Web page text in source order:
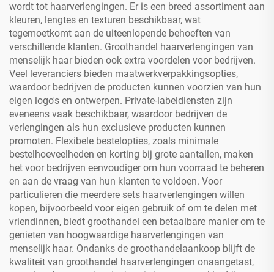
wordt tot haarverlengingen. Er is een breed assortiment aan
kleuren, lengtes en texturen beschikbaar, wat
tegemoetkomt aan de uiteenlopende behoeften van
verschillende klanten. Groothandel haarverlengingen van
menselijk haar bieden ook extra voordelen voor bedrijven.
Veel leveranciers bieden maatwerkverpakkingsopties,
waardoor bedrijven de producten kunnen voorzien van hun
eigen logo's en ontwerpen. Private-labeldiensten zijn
eveneens vaak beschikbaar, waardoor bedrijven de
verlengingen als hun exclusieve producten kunnen
promoten. Flexibele bestelopties, zoals minimale
bestelhoeveelheden en korting bij grote aantallen, maken
het voor bedrijven eenvoudiger om hun voorraad te beheren
en aan de vraag van hun klanten te voldoen. Voor
particulieren die meerdere sets haarverlengingen willen
kopen, bijvoorbeeld voor eigen gebruik of om te delen met
vriendinnen, biedt groothandel een betaalbare manier om te
genieten van hoogwaardige haarverlengingen van
menselijk haar. Ondanks de groothandelaankoop blijft de
kwaliteit van groothandel haarverlengingen onaangetast,